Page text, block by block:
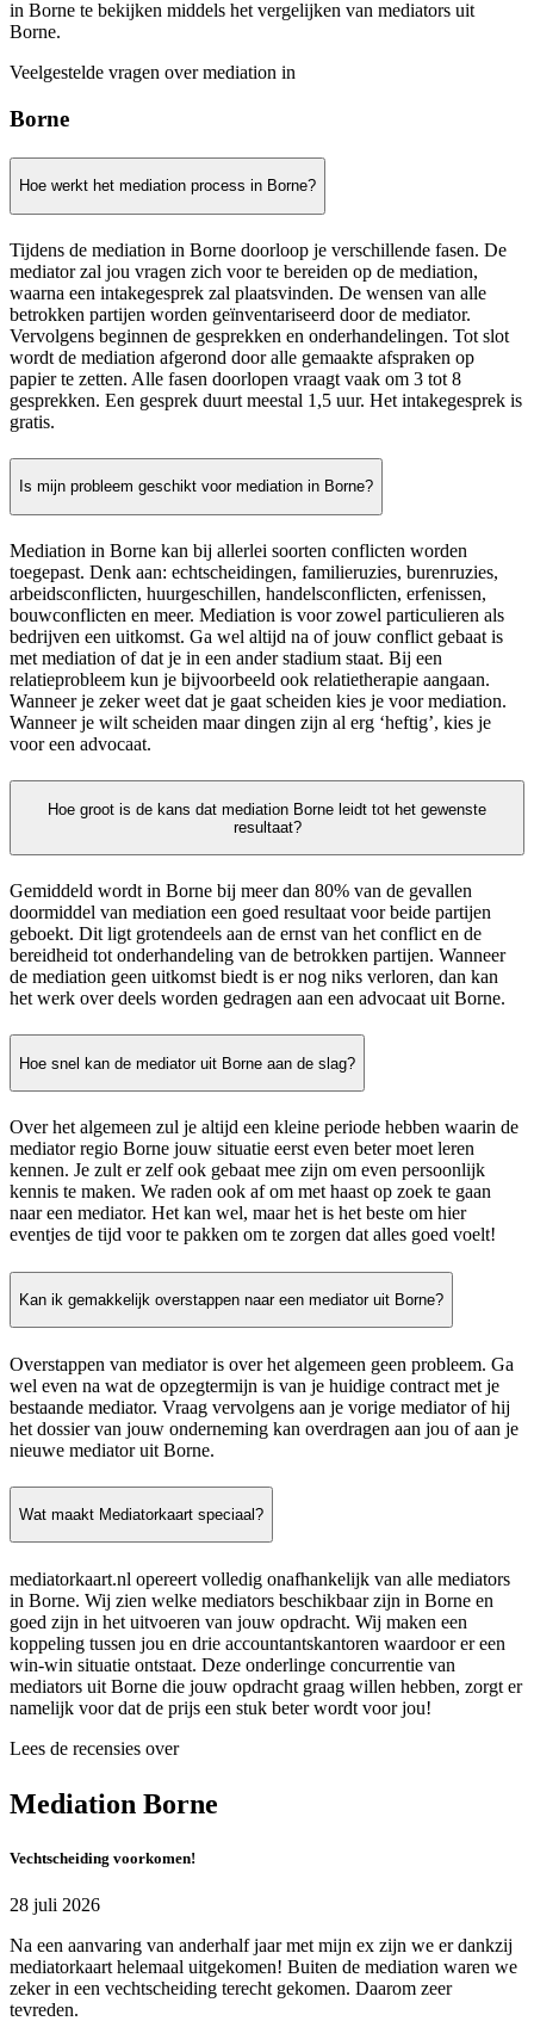
in Borne te bekijken middels het vergelijken van mediators uit
Borne.
Veelgestelde vragen over mediation in
Borne
Hoe werkt het mediation process in Borne?
Tijdens de mediation in Borne doorloop je verschillende fasen. De
mediator zal jou vragen zich voor te bereiden op de mediation,
waarna een intakegesprek zal plaatsvinden. De wensen van alle
betrokken partijen worden geïnventariseerd door de mediator.
Vervolgens beginnen de gesprekken en onderhandelingen. Tot slot
wordt de mediation afgerond door alle gemaakte afspraken op
papier te zetten. Alle fasen doorlopen vraagt vaak om 3 tot 8
gesprekken. Een gesprek duurt meestal 1,5 uur. Het intakegesprek is
gratis.
Is mijn probleem geschikt voor mediation in Borne?
Mediation in Borne kan bij allerlei soorten conflicten worden
toegepast. Denk aan: echtscheidingen, familieruzies, burenruzies,
arbeidsconflicten, huurgeschillen, handelsconflicten, erfenissen,
bouwconflicten en meer. Mediation is voor zowel particulieren als
bedrijven een uitkomst. Ga wel altijd na of jouw conflict gebaat is
met mediation of dat je in een ander stadium staat. Bij een
relatieprobleem kun je bijvoorbeeld ook relatietherapie aangaan.
Wanneer je zeker weet dat je gaat scheiden kies je voor mediation.
Wanneer je wilt scheiden maar dingen zijn al erg ‘heftig’, kies je
voor een advocaat.
Hoe groot is de kans dat mediation Borne leidt tot het gewenste
resultaat?
Gemiddeld wordt in Borne bij meer dan 80% van de gevallen
doormiddel van mediation een goed resultaat voor beide partijen
geboekt. Dit ligt grotendeels aan de ernst van het conflict en de
bereidheid tot onderhandeling van de betrokken partijen. Wanneer
de mediation geen uitkomst biedt is er nog niks verloren, dan kan
het werk over deels worden gedragen aan een advocaat uit Borne.
Hoe snel kan de mediator uit Borne aan de slag?
Over het algemeen zul je altijd een kleine periode hebben waarin de
mediator regio Borne jouw situatie eerst even beter moet leren
kennen. Je zult er zelf ook gebaat mee zijn om even persoonlijk
kennis te maken. We raden ook af om met haast op zoek te gaan
naar een mediator. Het kan wel, maar het is het beste om hier
eventjes de tijd voor te pakken om te zorgen dat alles goed voelt!
Kan ik gemakkelijk overstappen naar een mediator uit Borne?
Overstappen van mediator is over het algemeen geen probleem. Ga
wel even na wat de opzegtermijn is van je huidige contract met je
bestaande mediator. Vraag vervolgens aan je vorige mediator of hij
het dossier van jouw onderneming kan overdragen aan jou of aan je
nieuwe mediator uit Borne.
Wat maakt Mediatorkaart speciaal?
mediatorkaart.nl opereert volledig onafhankelijk van alle mediators
in Borne. Wij zien welke mediators beschikbaar zijn in Borne en
goed zijn in het uitvoeren van jouw opdracht. Wij maken een
koppeling tussen jou en drie accountantskantoren waardoor er een
win-win situatie ontstaat. Deze onderlinge concurrentie van
mediators uit Borne die jouw opdracht graag willen hebben, zorgt er
namelijk voor dat de prijs een stuk beter wordt voor jou!
Lees de recensies over
Mediation Borne
Vechtscheiding voorkomen!
28 juli 2026
Na een aanvaring van anderhalf jaar met mijn ex zijn we er dankzij
mediatorkaart helemaal uitgekomen! Buiten de mediation waren we
zeker in een vechtscheiding terecht gekomen. Daarom zeer
tevreden.